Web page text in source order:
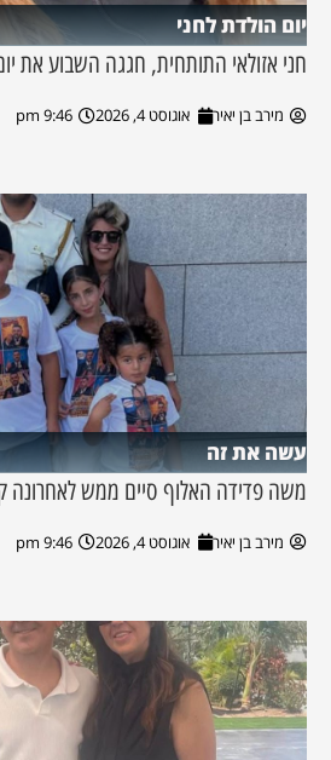
יום הולדת לחני
חני אזולאי התותחית, חגגה השבוע את
מירב בן יאיר אוגוסט 4, 2026 9:46 pm
עשה את זה
משה פדידה האלוף סיים ממש לאחרונה
מירב בן יאיר אוגוסט 4, 2026 9:46 pm